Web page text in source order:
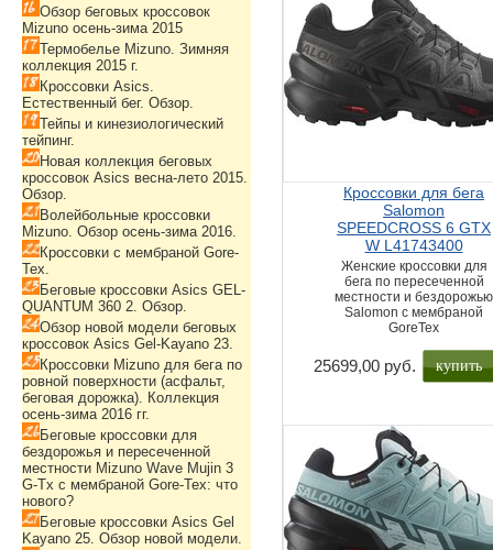
Кроссовки для бега
Salomon
SPEEDCROSS 6 GTX
W L41743400
Женские кроссовки для
бега по пересеченной
местности и бездорожью
Salomon с мембраной
GoreTex
25699,00 руб. купить
Обзор беговых кроссовок
Mizuno осень-зима 2015
Термобелье Mizuno. Зимняя
коллекция 2015 г.
Кроссовки Asics.
Естественный бег. Обзор.
Тейпы и кинезиологический
тейпинг.
Новая коллекция беговых
кроссовок Asics весна-лето 2015.
Обзор.
Волейбольные кроссовки
Mizuno. Обзор осень-зима 2016.
Кроссовки с мембраной Gore-
Tex.
Беговые кроссовки Asics GEL-
QUANTUM 360 2. Обзор.
Обзор новой модели беговых
кроссовок Asics Gel-Kayano 23.
Кроссовки Mizuno для бега по
ровной поверхности (асфальт,
беговая дорожка). Коллекция
осень-зима 2016 гг.
Беговые кроссовки для
бездорожья и пересеченной
местности Mizuno Wave Mujin 3
G-Tx с мембраной Gore-Tex: что
нового?
Беговые кроссовки Asics Gel
Kayano 25. Обзор новой модели.